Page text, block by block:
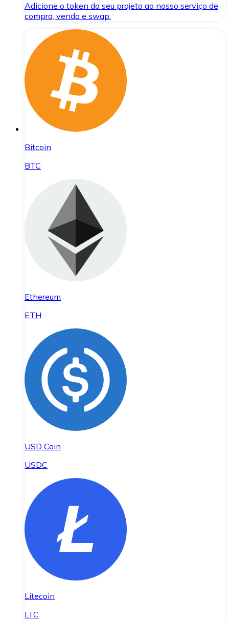
Adicione o token do seu projeto ao nosso serviço de
compra, venda e swap.
Bitcoin
BTC
Ethereum
ETH
USD Coin
USDC
Litecoin
LTC